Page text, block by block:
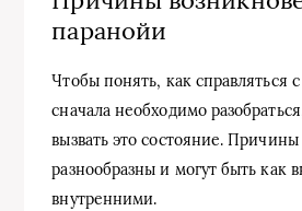
паранойи
Чтобы понять, как справляться
сначала необходимо
вызвать это состояние.
разнообразны и могут быть как
внутренними.